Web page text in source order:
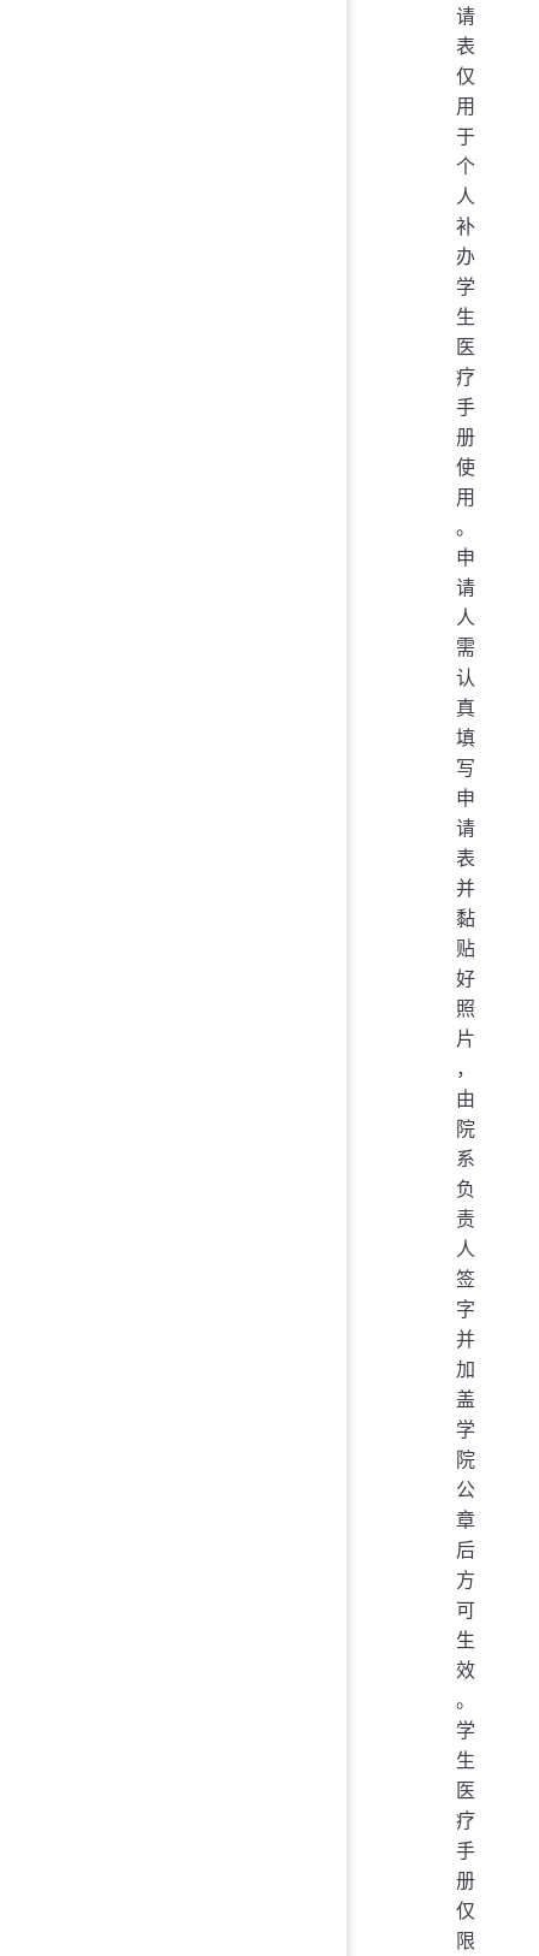
请
表
仅
用
于
个
人
补
办
学
生
医
疗
手
册
使
用
。
申
请
人
需
认
真
填
写
申
请
表
并
黏
贴
好
照
片
，
由
院
系
负
责
人
签
字
并
加
盖
学
院
公
章
后
方
可
生
效
。
学
生
医
疗
手
册
仅
限